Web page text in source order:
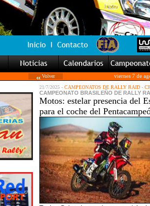
Volver
viernes 7 de
21/7/2025 - CAMPEONATOS DE RALLY RAID -
CAMPEONATO BRASILEÑO DE RALLY
Motos: estelar presencia del
para el coche del